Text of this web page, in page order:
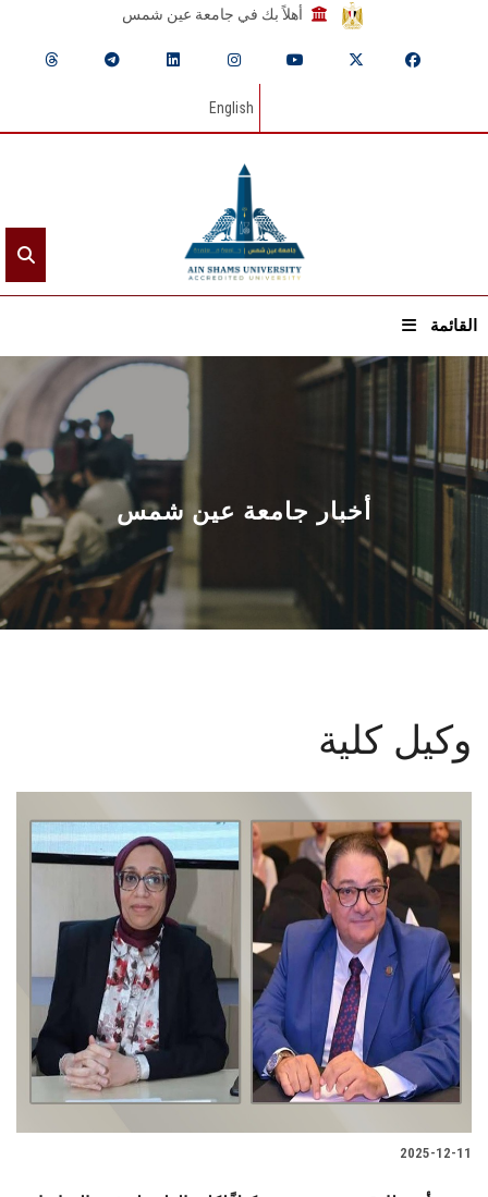
أهلاً بك في جامعة عين شمس
English
القائمة
الرئيسيـة
عن الجامعة
القطاعـات
الشئون الأكاديمية
البحث العلمي
الإعلام
تواصل معنا
الطلاب
هيئة التدريس
الدراسات العليا
أخبار جامعة عين شمس
وكيل كلية
2025-12-11